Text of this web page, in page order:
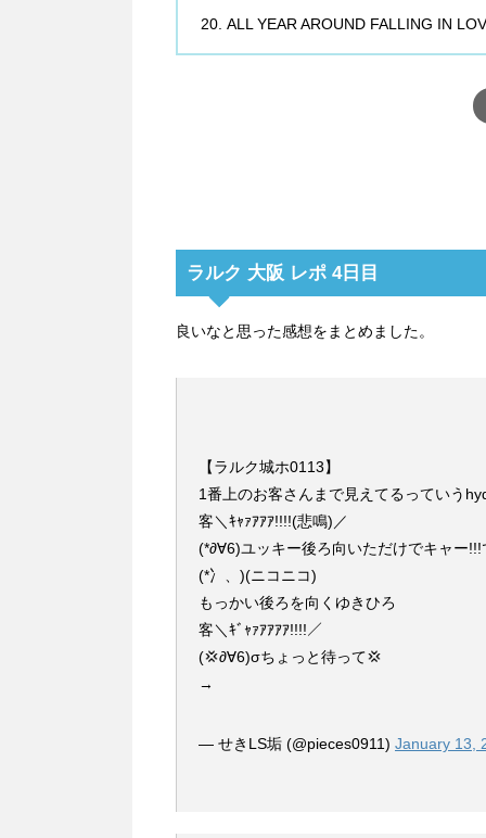
ALL YEAR AROUND FALLING IN
ラルク 大阪 レポ 4日目
良いなと思った感想をまとめました。
【ラルク城ホ0113】
1番上のお客さんまで見えてるっていう
客＼ｷｬｧｱｱｱ!!!!(悲鳴)／
(*∂∀6)ユッキー後ろ向いただけでキャー
(*冫、)(ニコニコ)
もっかい後ろを向くゆきひろ
客＼ｷﾞｬｧｱｱｱｱ!!!!／
(💢∂∀6)σちょっと待って💢
→
— せきLS垢 (@pieces0911) January 13,